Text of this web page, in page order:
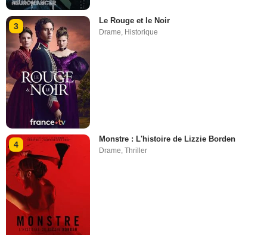
3
Le Rouge et le Noir
Drame, Historique
4
Monstre : L'histoire de Lizzie Borden
Drame ,Thriller